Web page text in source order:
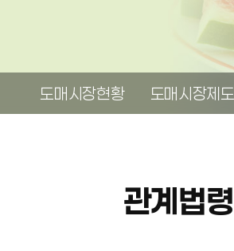
도매시장현황 도매시장제도
관계법령